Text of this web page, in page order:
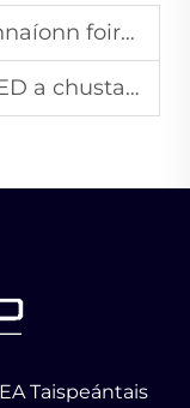
chun nuashonruithe éilimh láithreach?
LED le Cruthanna Speisialta?
Taispeántais